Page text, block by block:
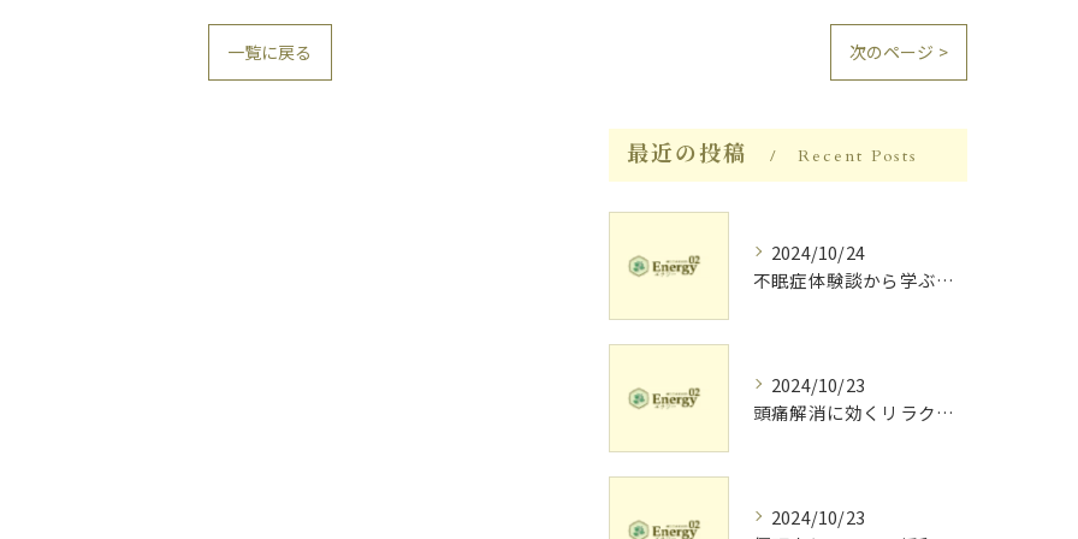
一覧に戻る 次のページ >
最近の投稿 Recent Posts
2024/10/24
不眠症体験談から学ぶ睡眠質向上法
2024/10/23
頭痛解消に効くリラク体験談
2024/10/23